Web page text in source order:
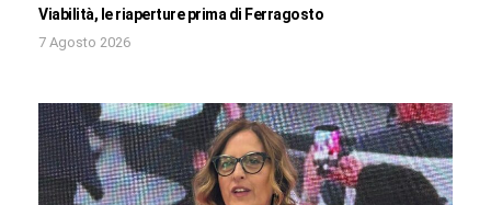
Viabilità, le riaperture prima di Ferragosto
7 Agosto 2026